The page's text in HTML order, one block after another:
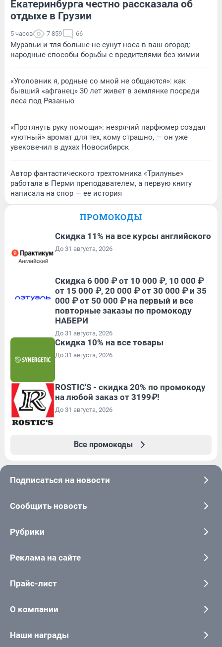
Екатеринбурга честно рассказала об
отдыхе в Грузии
5 часов 7 859 66
Муравьи и тля больше не сунут носа в ваш огород:
народные способы борьбы с вредителями без химии
«Уголовник я, родные со мной не общаются»: как
бывший «афганец» 30 лет живет в землянке посреди
леса под Рязанью
«Протянуть руку помощи»: незрячий парфюмер создал
«уютный» аромат для тех, кому страшно, — он уже
увековечил в духах Новосибирск
Автор фантастического трехтомника «Трилунье»
работала в Перми преподавателем, а первую книгу
написала на спор — ее история
ПРОМОКОДЫ
Скидка 11% на все курсы английского
До 31 августа, 2026
Скидка 6 000 ₽ от 10 000 ₽, 10 000 ₽
от 15 000 ₽, 20 000 ₽ от 30 000 ₽ и 35
000 ₽ от 50 000 ₽ на первый и все
повторные заказы по промокоду
НАБЕРИ
До 31 августа, 2026
Скидка 10% на все товары
До 31 августа, 2026
ROSTIC'S - скидка 20% по промокоду
на любой заказ от 3199₽!
До 31 августа, 2026
Все промокоды
Подписаться на новости
Сообщить новость
Рубрики
Реклама на сайте
Прайс-лист
О компании
Наши награды